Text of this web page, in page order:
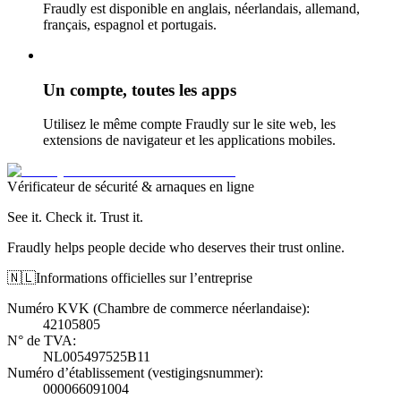
Fraudly est disponible en anglais, néerlandais, allemand,
français, espagnol et portugais.
Un compte, toutes les apps
Utilisez le même compte Fraudly sur le site web, les
extensions de navigateur et les applications mobiles.
Vérificateur de sécurité & arnaques en ligne
See it. Check it. Trust it.
Fraudly helps people decide who deserves their trust online.
🇳🇱Informations officielles sur l’entreprise
Numéro KVK (Chambre de commerce néerlandaise):
42105805
N° de TVA:
NL005497525B11
Numéro d’établissement (vestigingsnummer):
000066091004